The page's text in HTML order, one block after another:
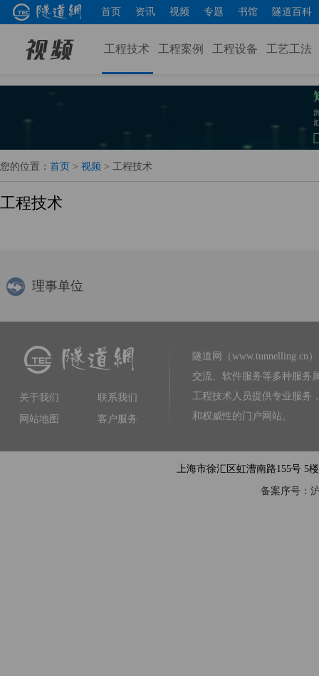
首页 资讯 视频 专题 书馆 隧道百科
工程技术 工程案例 工程设备 工艺工法
您的位置： 首页 > 视频 > 工程技术
工程技术
理事单位
关于我们
联系我们
网站地图
客户服务
隧道网（www.tunnelling.cn）
交流、软件服务等多种服务
工程技术人员提供专业服务
和权威性的门户网站。
上海市徐汇区虹漕南路155号 5
备案序号：